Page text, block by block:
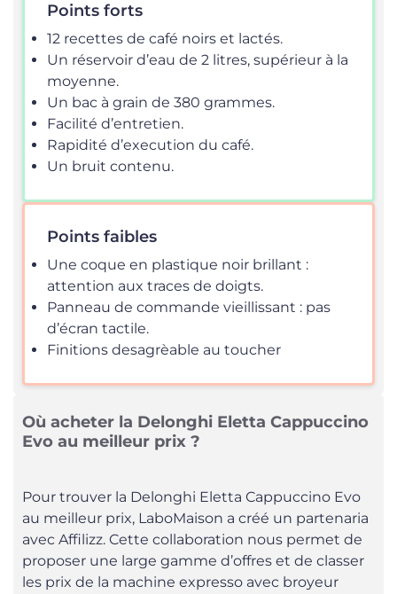
Points forts
12 recettes de café noirs et lactés.
Un réservoir d’eau de 2 litres, supérieur à la
moyenne.
Un bac à grain de 380 grammes.
Facilité d’entretien.
Rapidité d’execution du café.
Un bruit contenu.
Points faibles
Une coque en plastique noir brillant :
attention aux traces de doigts.
Panneau de commande vieillissant : pas
d’écran tactile.
Finitions desagrèable au toucher
Où acheter la Delonghi Eletta Cappuccino
Evo au meilleur prix ?
Pour trouver la Delonghi Eletta Cappuccino Evo
au meilleur prix, LaboMaison a créé un partenaria
avec Affilizz. Cette collaboration nous permet de
proposer une large gamme d’offres et de classer
les prix de la machine expresso avec broyeur